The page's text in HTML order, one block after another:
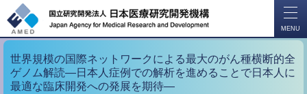
MENU
世界規模の国際ネットワークによる最大のがん種横断的全
ゲノム解読―日本人症例での解析を進めることで日本人に
最適な臨床開発への発展を期待―